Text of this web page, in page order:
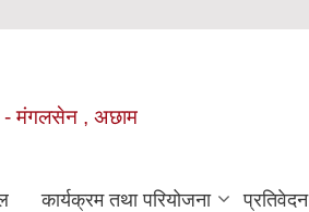
- मंगलसेन , अछाम
कार्यक्रम तथा परियोजना प्रतिवेदन